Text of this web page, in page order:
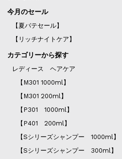
今月のセール
【夏バテセール】
【リッチナイトケア】
カテゴリーから探す
レディース ヘアケア
【M301 1000ml】
【M301 200ml】
【P301 1000ml】
【P401 200ml】
【Sシリーズシャンプー 1000ml】
【Sシリーズシャンプー 300ml】